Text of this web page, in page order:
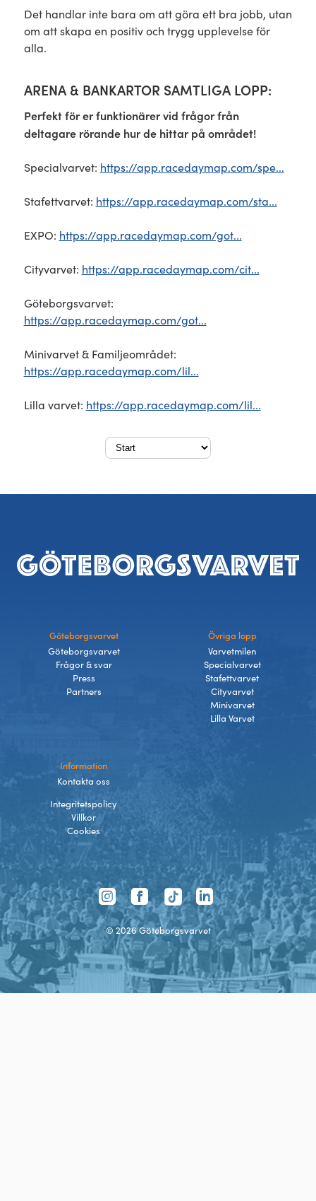
Det handlar inte bara om att göra ett bra jobb, utan
om att skapa en positiv och trygg upplevelse för
alla.
ARENA & BANKARTOR SAMTLIGA LOPP:
Perfekt för er funktionärer vid frågor från
deltagare rörande hur de hittar på området!
Specialvarvet: https://app.racedaymap.com/spe...
Stafettvarvet: https://app.racedaymap.com/sta...
EXPO: https://app.racedaymap.com/got...
Cityvarvet: https://app.racedaymap.com/cit...
Göteborgsvarvet:
https://app.racedaymap.com/got...
Minivarvet & Familjeområdet:
https://app.racedaymap.com/lil...
Lilla varvet: https://app.racedaymap.com/lil...
Sidfot
Göteborgsvarvet
Göteborgsvarvet
Frågor & svar
Press
Partners
Övriga lopp
Varvetmilen
Specialvarvet
Stafettvarvet
Cityvarvet
Minivarvet
Lilla Varvet
Information
Kontakta oss
Integritetspolicy
Villkor
Cookies
InstagramFacebook
TikTok
LinkedIn
©2026Göteborgsvarvet